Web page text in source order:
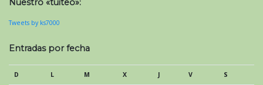
Nuestro «tuiteo»:
Tweets by ks7000
Entradas por fecha
D L M X J V
S